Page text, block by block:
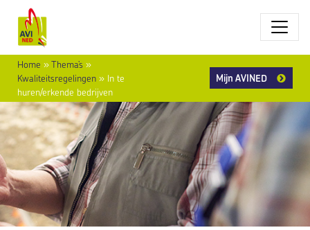
Home »Thema’s »
Kwaliteitsregelingen » In te
huren/erkende bedrijven
Mijn AVINED